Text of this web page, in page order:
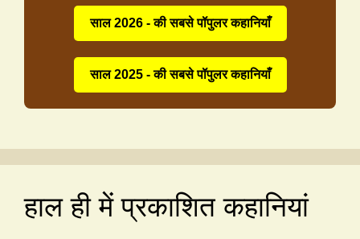
साल 2026 - की सबसे पॉपुलर कहानियाँ
साल 2025 - की सबसे पॉपुलर कहानियाँ
हाल ही में प्रकाशित कहानियां